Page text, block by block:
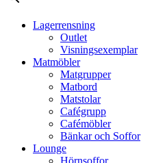
Lagerrensning
Outlet
Visningsexemplar
Matmöbler
Matgrupper
Matbord
Matstolar
Cafégrupp
Cafémöbler
Bänkar och Soffor
Lounge
Hörnsoffor